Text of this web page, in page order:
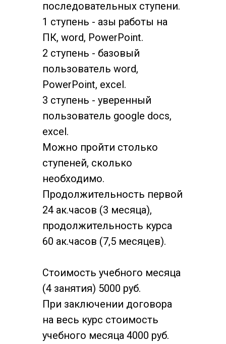
последовательных ступени.
1 ступень - азы работы на
ПК, word, PowerPoint.
2 ступень - базовый
пользователь word,
PowerPoint, excel.
3 ступень - уверенный
пользователь google docs,
excel.
Можно пройти столько
ступеней, сколько
необходимо.
Продолжительность первой
24 ак.часов (3 месяца),
продолжительность курса
60 ак.часов (7,5 месяцев).
Стоимость учебного месяца
(4 занятия) 5000 руб.
При заключении договора
на весь курс стоимость
учебного месяца 4000 руб.